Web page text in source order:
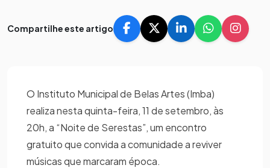
Compartilhe este artigo
O Instituto Municipal de Belas Artes (Imba)
realiza nesta quinta-feira, 11 de setembro, às
20h, a “Noite de Serestas”, um encontro
gratuito que convida a comunidade a reviver
músicas que marcaram época.